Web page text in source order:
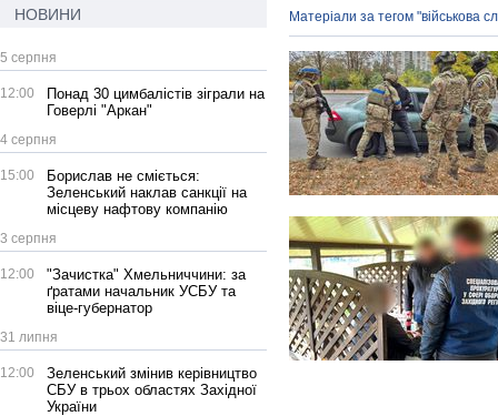
НОВИНИ
5 серпня
12:00
Понад 30 цимбалістів зіграли на
Говерлі "Аркан"
4 серпня
15:00
Борислав не сміється:
Зеленський наклав санкції на
місцеву нафтову компанію
3 серпня
12:00
"Зачистка" Хмельниччини: за
ґратами начальник УСБУ та
віце-губернатор
31 липня
12:00
Зеленський змінив керівництво
СБУ в трьох областях Західної
України
Матеріали за тегом "військова